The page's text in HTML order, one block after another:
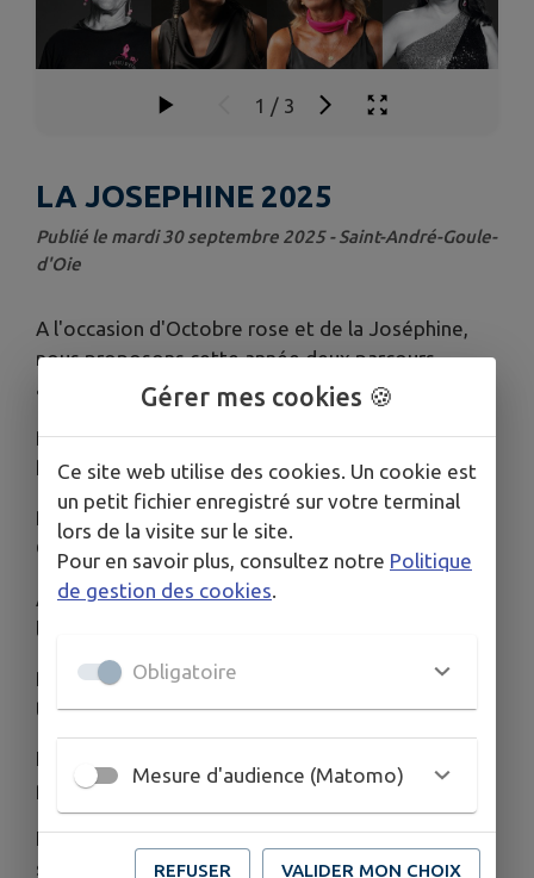
1 / 3
LA JOSEPHINE 2025
Publié le mardi 30 septembre 2025 - Saint-André-Goule-
d'Oie
A l'occasion d'Octobre rose et de la Joséphine,
nous proposons cette année deux parcours
autour de la commune.
Parcours N°1 existant " direction Chauché " : 7
kms
Parcours N°2 - Nouveau " directions le Pin / Les
Gâts " : 10 kms
A cette occasion, une marche ou course aura lieu
le dimanche 19 octobre à 10h.
Rendez-vous devant la salle du Logis vêtue d'un
tee-shirt rose (recommandé).
La municipalité offrira un verre à toutes les
participantes
Inscrivez-vous dès à présent en répondant au
sondage (directement sur Intramuros).
Gérer mes cookies 🍪
Ce site web utilise des cookies. Un cookie est
un petit fichier enregistré sur votre terminal
lors de la visite sur le site.
Pour en savoir plus, consultez notre Politique
de gestion des cookies
Obligatoire
Mesure d'audience (Matomo)
REFUSER VALIDER MON CHOIX